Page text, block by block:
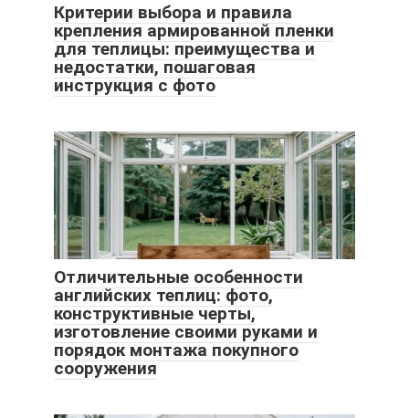
Критерии выбора и правила
крепления армированной пленки
для теплицы: преимущества и
недостатки, пошаговая
инструкция с фото
Отличительные особенности
английских теплиц: фото,
конструктивные черты,
изготовление своими руками и
порядок монтажа покупного
сооружения